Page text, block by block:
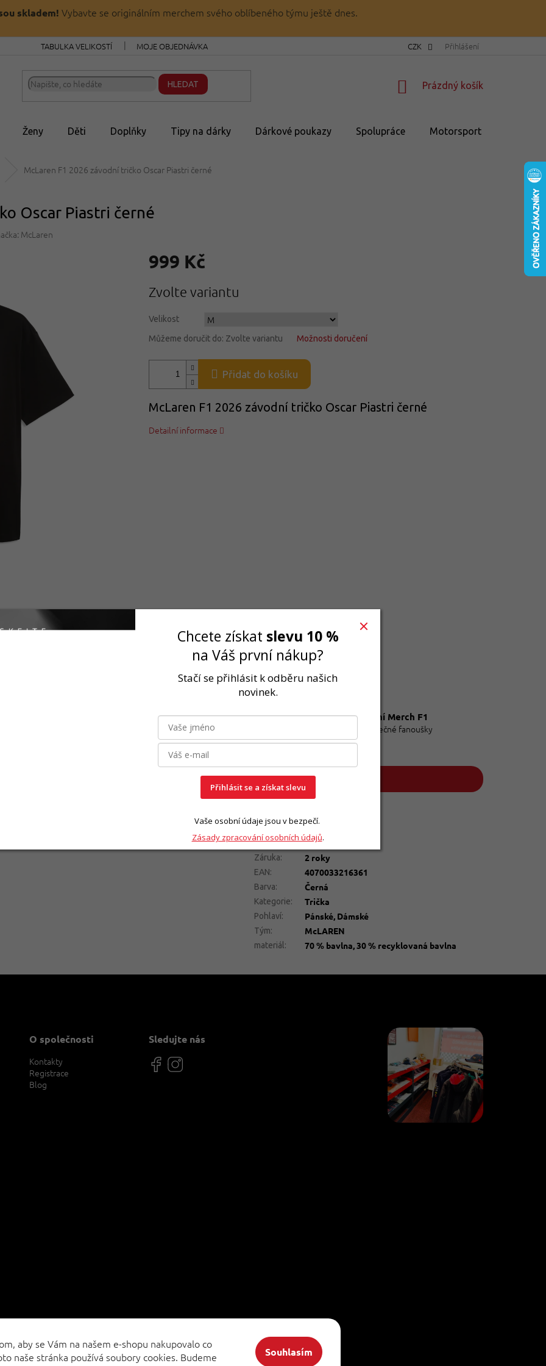
aby se Vám na našem e-shopu nakupovalo co
naše stránka používá soubory cookies. Budeme
Souhlasím
skladem! Vybavte se originálním merchem svého oblíbeného týmu ještě dnes.
TABULKA VELIKOSTÍ MOJE OBJEDNÁVKA CZK Přihlášení
HLEDAT
NÁKUPNÍ
Prázdný košík
Ženy Děti Doplňky Tipy na dárky Dárkové poukazy Spolupráce Motorsport
McLaren F1 2026 závodní tričko Oscar Piastri černé
Oscar Piastri černé
McLaren
999 Kč
cena:
Zvolte variantu
Velikost
Můžeme doručit do: Zvolte variantu Možnosti doručení
Přidat do košíku
McLaren F1 2026 závodní tričko Oscar Piastri černé
Detailní informace
Rychlé odeslání
Oficiální Merch F1
Pro skutečné fanoušky
Doplňkové parametry
Kategorie: Pánská trička
Záruka: 2 roky
EAN: 4070033216361
Barva: Černá
Kategorie: Trička
Pohlaví: Pánské, Dámské
Tým: McLAREN
materiál : 70 % bavlna, 30 % recyklovaná bavlna
O společnosti
Kontakty
Registrace
Blog
Sledujte nás
Chcete získat slevu 10 %
na Váš první nákup?
Stačí se přihlásit k odběru našich
novinek.
Přihlásit se a získat slevu
Vaše osobní údaje jsou v bezpečí.
Zásady zpracování osobních údajů.